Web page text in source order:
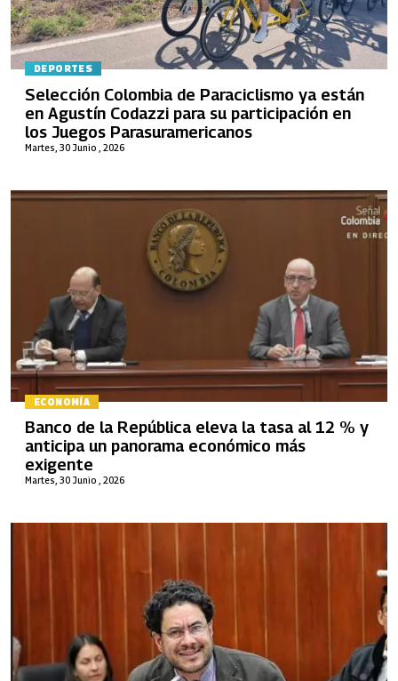
DEPORTES
Martes, 30 Junio , 2026
Selección Colombia de Paraciclismo ya están
en Agustín Codazzi para su participación en
los Juegos Parasuramericanos
ECONOMÍA
Martes, 30 Junio , 2026
Banco de la República eleva la tasa al 12 % y
anticipa un panorama económico más
exigente